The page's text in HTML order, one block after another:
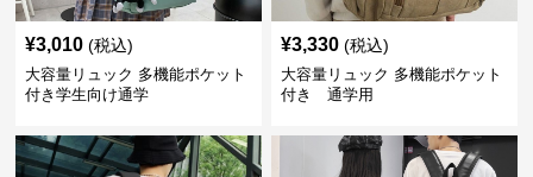
¥3,010 (税込)
大容量リュック 多機能ポケット
付き学生向け通学
¥3,330 (税込)
大容量リュック 多機能ポケット
付き 通学用